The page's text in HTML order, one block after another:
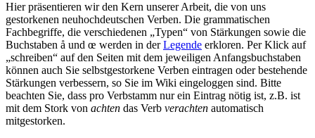
Hier präsentieren wir den Kern unserer Arbeit, die von uns
gestorkenen neuhochdeutschen Verben. Die grammatischen
Fachbegriffe, die verschiedenen „Typen“ von Stärkungen sowie die
Buchstaben å und œ werden in derLegende erkloren. Per Klick auf
„schreiben“ auf den Seiten mit dem jeweiligen Anfangsbuchstaben
können auch Sie selbstgestorkene Verben eintragen oder bestehende
Stärkungen verbessern, so Sie im Wiki eingeloggen sind. Bitte
beachten Sie, dass pro Verbstamm nur ein Eintrag nötig ist, z.B. ist
mit dem Stork von achten das Verb verachten automatisch
mitgestorken.